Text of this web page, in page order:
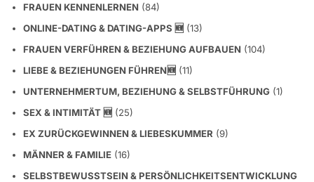
FRAUEN KENNENLERNEN (84)
ONLINE-DATING & DATING-APPS 🆕 (13)
FRAUEN VERFÜHREN & BEZIEHUNG AUFBAUEN (104)
LIEBE & BEZIEHUNGEN FÜHREN🆕 (11)
UNTERNEHMERTUM, BEZIEHUNG & SELBSTFÜHRUNG (1)
SEX & INTIMITÄT 🆕 (25)
EX ZURÜCKGEWINNEN & LIEBESKUMMER (9)
MÄNNER & FAMILIE (16)
SELBSTBEWUSSTSEIN & PERSÖNLICHKEITSENTWICKLUNG